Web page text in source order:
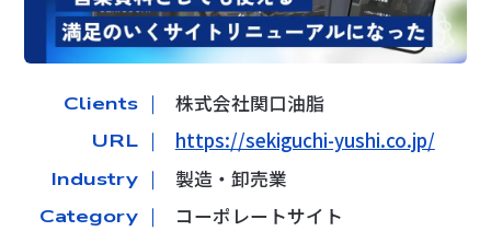
Clients ｜ 株式会社関口油脂
URL ｜ https://sekiguchi-yushi.co.jp/
Industry ｜ 製造・卸売業
Category ｜ コーポレートサイト